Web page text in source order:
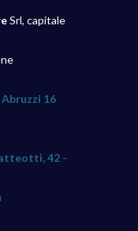
Srl, capitale
16
42 -